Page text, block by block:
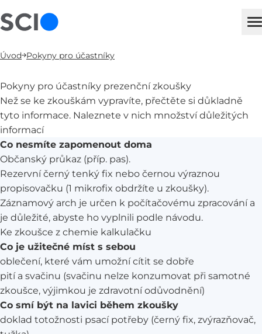
Úvod Pokyny pro účastníky
Pokyny pro účastníky prezenční zkoušky
Než se ke zkouškám vypravíte, přečtěte si důkladně
tyto informace. Naleznete v nich množství důležitých
informací
Co nesmíte zapomenout doma
Občanský průkaz (příp. pas).
Rezervní černý tenký fix nebo černou výraznou
propisovačku (1 mikrofix obdržíte u zkoušky).
Záznamový arch je určen k počítačovému zpracování a
je důležité, abyste ho vyplnili podle návodu.
Ke zkoušce z chemie kalkulačku
Co je užitečné míst s sebou
oblečení, které vám umožní cítit se dobře
pití a svačinu (svačinu nelze konzumovat při samotné
zkoušce, výjimkou je zdravotní odůvodnění)
Co smí být na lavici během zkoušky
doklad totožnosti psací potřeby (černý fix, zvýrazňovač,